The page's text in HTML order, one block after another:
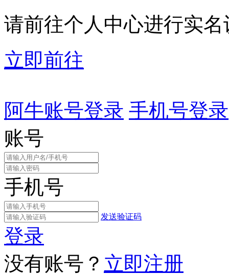
请前往个人中心进行实名
立即前往
阿牛账号登录 手机号登录
账号
手机号
发送验证码
登录
没有账号？ 立即注册